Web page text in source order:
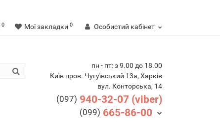
0 Мої закладки 0 Особистий кабінет
пн - пт: з 9.00 до 18.00
Київ пров. Чугуївський 13а, Харків
вул. Конторська, 14
(097) 940-32-07 (viber)
(099) 665-86-00